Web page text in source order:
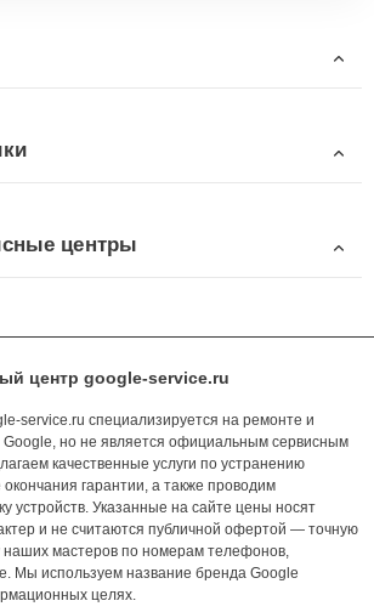
центры
центр google-service.ru
service.ru специализируется на ремонте и
Google, но не является официальным сервисным
качественные услуги по устранению
гарантии, а также проводим
устройств. Указанные на сайте цены носят
и не считаются публичной офертой — точную
наших мастеров по номерам телефонов,
Мы используем название бренда Google
целях.